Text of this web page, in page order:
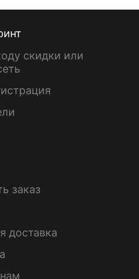
скидки или
заказ
доставка